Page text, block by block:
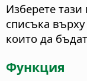
Изберете
списъка
които да
Функция